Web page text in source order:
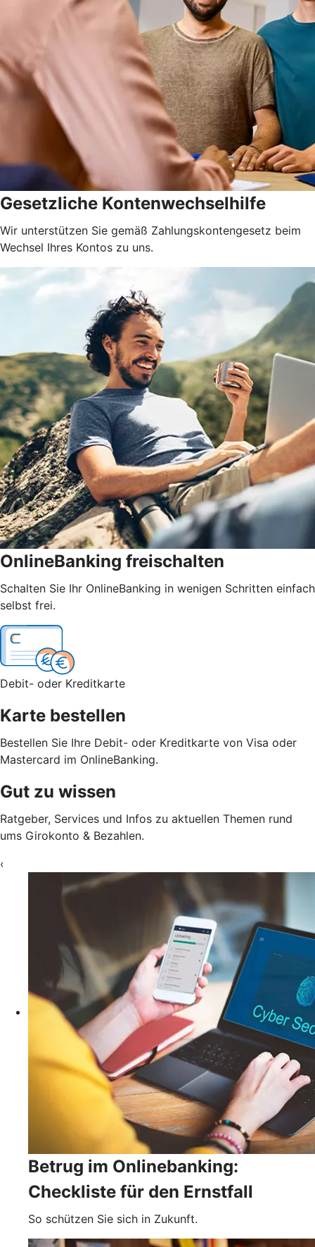
Gesetzliche Kontenwechselhilfe
Wir unterstützen Sie gemäß Zahlungskontengesetz beim
Wechsel Ihres Kontos zu uns.
OnlineBanking freischalten
Schalten Sie Ihr OnlineBanking in wenigen Schritten einfach
selbst frei.
Debit- oder Kreditkarte
Karte bestellen
Bestellen Sie Ihre Debit- oder Kreditkarte von Visa oder
Mastercard im OnlineBanking.
Gut zu wissen
Ratgeber, Services und Infos zu aktuellen Themen rund
ums Girokonto & Bezahlen.
‹
Betrug im Onlinebanking:
Checkliste für den Ernstfall
So schützen Sie sich in Zukunft.